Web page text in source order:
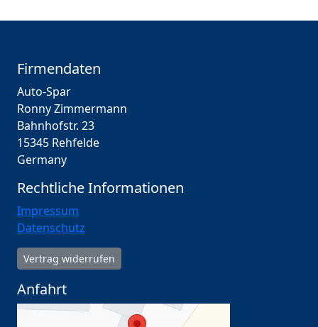
Firmendaten
Auto-Spar
Ronny Zimmermann
Bahnhofstr. 23
15345 Rehfelde
Germany
Rechtliche Informationen
Impressum
Datenschutz
Vertrag widerrufen
Anfahrt